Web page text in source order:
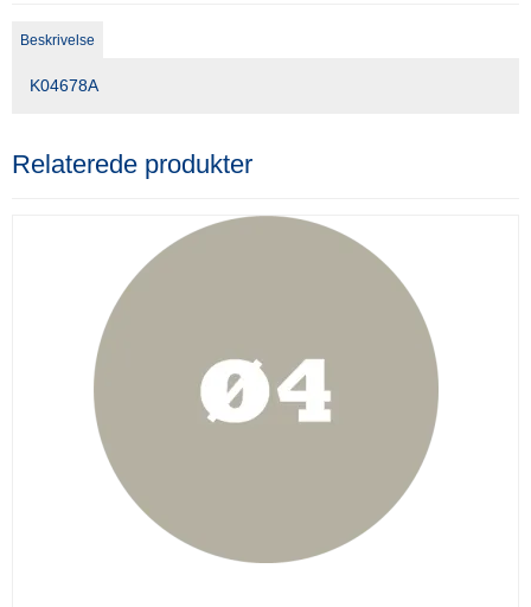
Beskrivelse
K04678A
Relaterede produkter